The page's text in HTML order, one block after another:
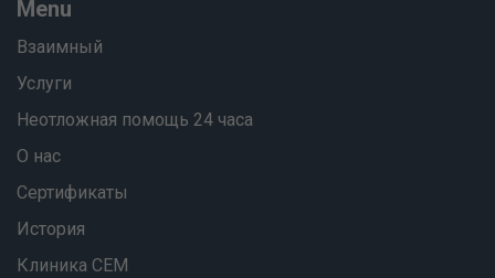
Menu
Взаимный
Услуги
Неотложная помощь 24 часа
О нас
Сертификаты
История
Клиника СЕМ